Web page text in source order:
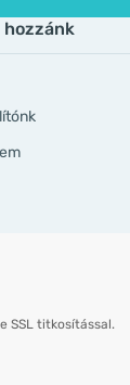
hozzánk
SSL titkosítással.